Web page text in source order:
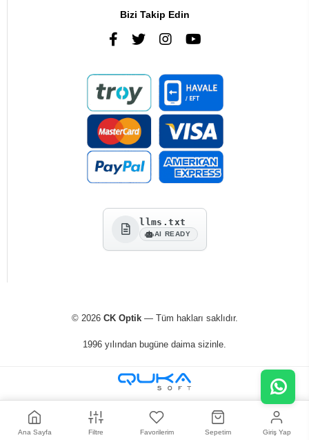
Bizi Takip Edin
llms.txt
AI READY
© 2026 CK Optik— Tüm hakları saklıdır.
1996 yılından bugüne daima sizinle.
Ana Sayfa Filtre Favorilerim Sepetim Giriş Yap